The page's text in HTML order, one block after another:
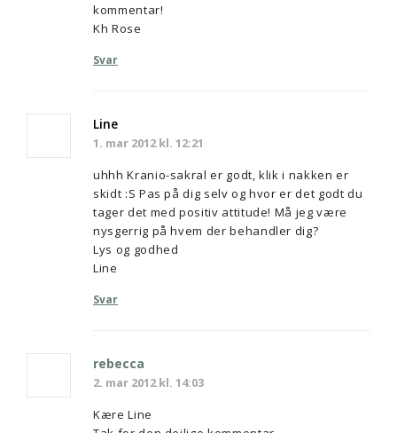
kommentar!
Kh Rose
Svar
Line
1. mar 2012 kl. 12:21
uhhh Kranio-sakral er godt, klik i nakken er
skidt :S Pas på dig selv og hvor er det godt du
tager det med positiv attitude! Må jeg være
nysgerrig på hvem der behandler dig?
Lys og godhed
Line
Svar
rebecca
2. mar 2012 kl. 14:03
Kære Line